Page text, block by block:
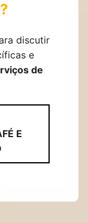
discutir
e
de
E